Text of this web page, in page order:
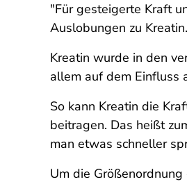
"Für gesteigerte Kraft
Auslobungen zu Kreatin.
Kreatin wurde in den
allem auf dem Einfluss
So kann Kreatin die
beitragen. Das heißt
man etwas schneller
Um die